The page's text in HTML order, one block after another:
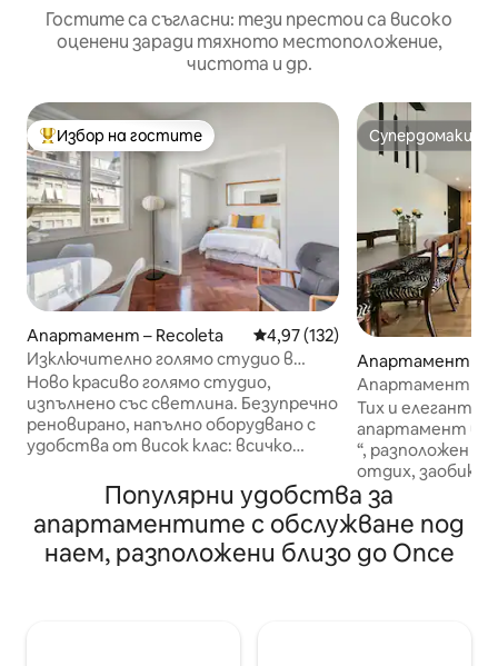
Гостите са съгласни: тези престои са високо
оценени заради тяхното местоположение,
чистота и др.
Най-популярен избор на гостите
Избор на гостите
Апартамент – Recoleta Средна оценка: 4,97 от 5,
4,97 (132)
Изключително голямо студио в
сърцето на Реколета
Ново красиво голямо студио,
изпълнено със светлина. Безупречно
реновирано, напълно оборудвано с
удобства от висок клас: всичко
грижливо подбрани детайли, за да се
почувствате добре дошли. На
пешеходно разстояние от всички
страхотни неща, които Реколета
може да предложи: ресторанти,
Супердомакин
Супердомакин
Апартамент –
Апартамент
Басейн, охрана,
Тих и елегантен
апартамент в
“, разположен в
отдих,
гастрономия,
туристически
транспорт. Напълно оборудвано за
4 души
Популярни удобства за
апартаментите с обслужване под
наем, разположени близо до Once